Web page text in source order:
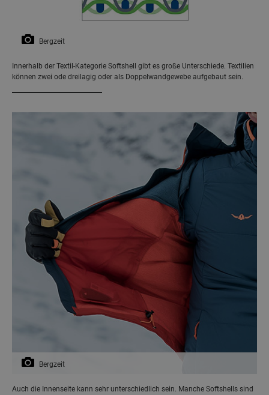
Bergzeit
Innerhalb der Textil-Kategorie Softshell gibt es große Unterschiede. Textilien
können zwei ode dreilagig oder als Doppelwandgewebe aufgebaut sein.
Bergzeit
Auch die Innenseite kann sehr unterschiedlich sein. Manche Softshells sind